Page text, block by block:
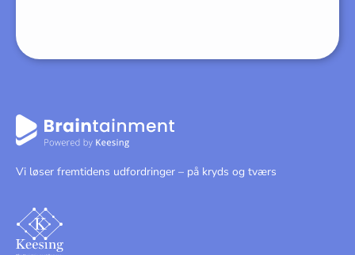
Vi løser fremtidens udfordringer – på kryds og tværs